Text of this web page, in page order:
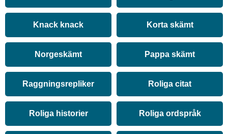
Knack knack Korta skämt
Norgeskämt Pappa skämt
Raggningsrepliker Roliga citat
Roliga historier Roliga ordspråk